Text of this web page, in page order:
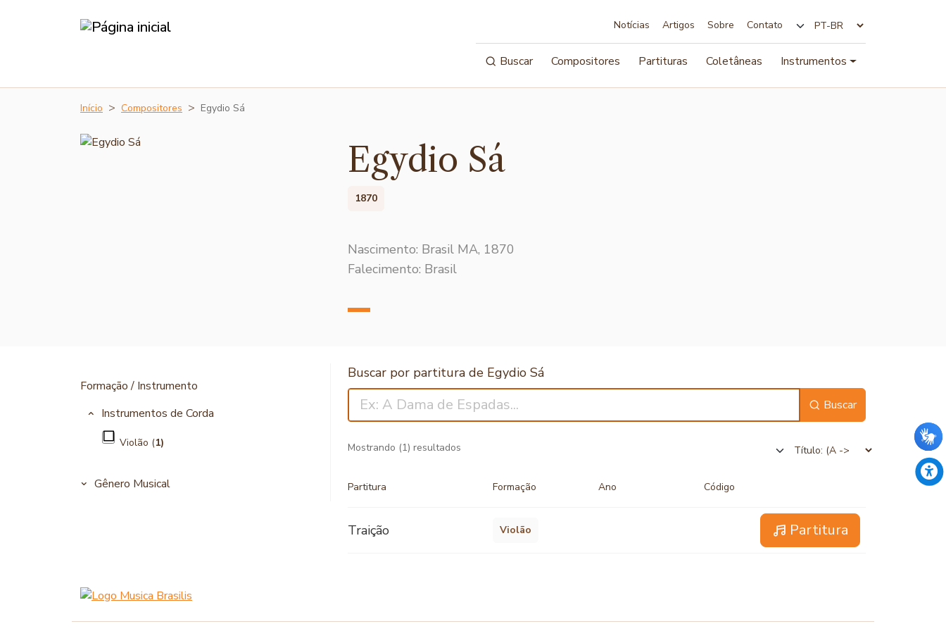
Notícias Artigos Sobre Contato
Buscar Compositores Partituras Coletâneas Instrumentos
Início Compositores Egydio Sá
Egydio Sá
1870
Nascimento: Brasil MA, 1870
Falecimento: Brasil
Formação / Instrumento
Instrumentos de Corda
Violão (1)
Gênero Musical
Buscar por partitura de Egydio Sá
Buscar
Mostrando (1) resultados
Partitura Formação Ano Código
Traição Violão Partitura